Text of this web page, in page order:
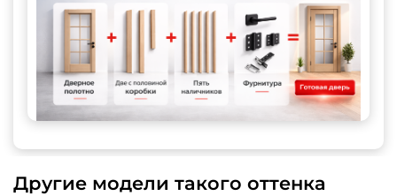
Другие модели такого оттенка